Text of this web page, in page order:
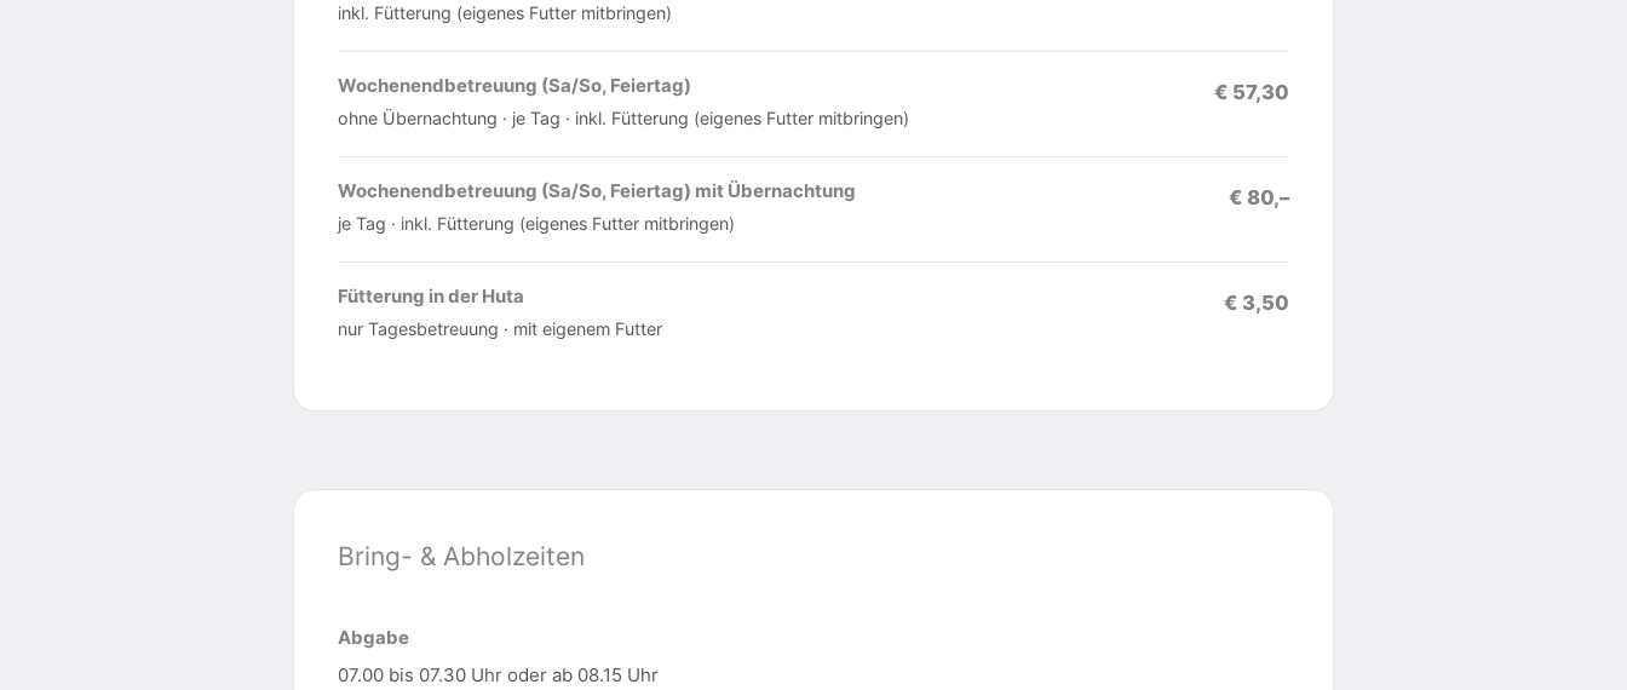
inkl. Fütterung (eigenes Futter mitbringen)
Wochenendbetreuung (Sa/So, Feiertag)
ohne Übernachtung · je Tag · inkl. Fütterung (eigenes Futter mitbringen)
€ 57,30
Wochenendbetreuung (Sa/So, Feiertag) mit Übernachtung
je Tag · inkl. Fütterung (eigenes Futter mitbringen)
€ 80,–
Fütterung in der Huta
nur Tagesbetreuung · mit eigenem Futter
€ 3,50
Bring- & Abholzeiten
Abgabe
07.00 bis 07.30 Uhr oder ab 08.15 Uhr